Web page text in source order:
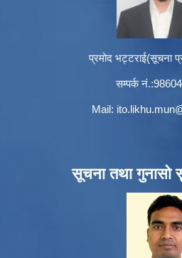
प्रमोद भट्टराई(सूचना
सम्पर्क
Mail:
सूचना तथा गुनासो